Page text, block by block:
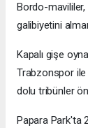
Bordo-
galibiyetini
Kapalı gişe
Trabzonspor ile
dolu tribünler
Papara Park'ta